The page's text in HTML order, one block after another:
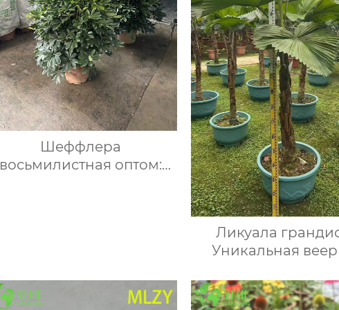
Шеффлера
восьмилистная оптом:
Ликуала
Уникальная
тропическая,
декоративная,